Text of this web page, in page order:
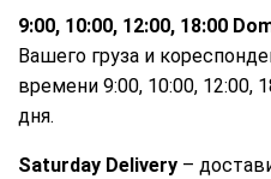
9:00, 10:00, 12:00, 18:00
Вашего груза и
времени 9:00, 10:00, 12:00,
дня.
Saturday Delivery –